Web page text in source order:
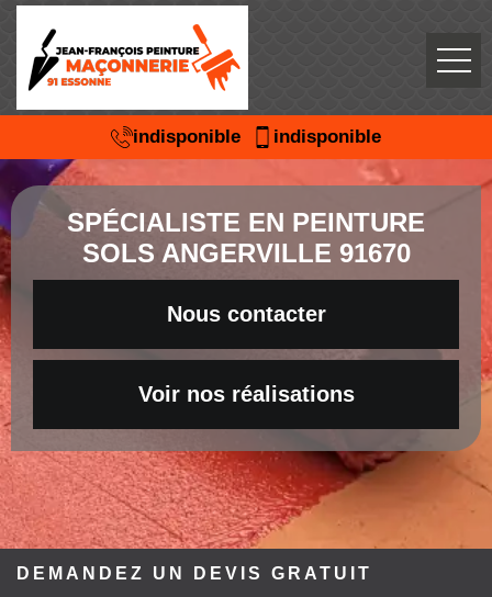
indisponible indisponible
SPÉCIALISTE EN PEINTURE
SOLS ANGERVILLE 91670
Nous contacter
Voir nos réalisations
DEMANDEZ UN DEVIS GRATUIT